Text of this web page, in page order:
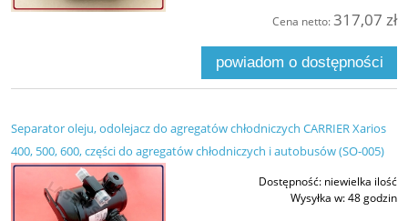
Cena netto:317,07 zł
powiadom o dostępności
Separator oleju, odolejacz do agregatów chłodniczych CARRIER Xarios
400, 500, 600, części do agregatów chłodniczych i autobusów (SO-005)
Dostępność: niewielka ilość
Wysyłka w:48 godzin